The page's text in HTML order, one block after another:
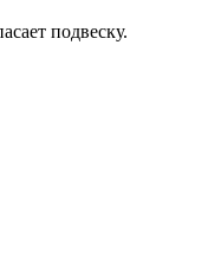
подвеску.